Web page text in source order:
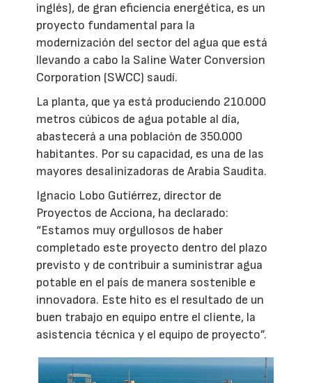
inglés), de gran eficiencia energética, es un
proyecto fundamental para la
modernización del sector del agua que está
llevando a cabo la Saline Water Conversion
Corporation (SWCC) saudí.
La planta, que ya está produciendo 210.000
metros cúbicos de agua potable al día,
abastecerá a una población de 350.000
habitantes. Por su capacidad, es una de las
mayores desalinizadoras de Arabia Saudita.
Ignacio Lobo Gutiérrez, director de
Proyectos de Acciona, ha declarado:
“Estamos muy orgullosos de haber
completado este proyecto dentro del plazo
previsto y de contribuir a suministrar agua
potable en el país de manera sostenible e
innovadora. Este hito es el resultado de un
buen trabajo en equipo entre el cliente, la
asistencia técnica y el equipo de proyecto”.